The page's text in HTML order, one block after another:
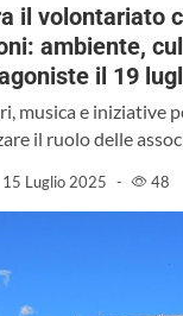
il volontariato
ambiente,
il 19
musica e iniziative
il ruolo delle
15 Luglio 2025 - 48